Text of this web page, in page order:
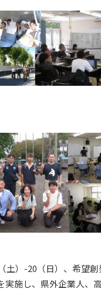
土）-20（日）、希望創
実施し、県外企業人、